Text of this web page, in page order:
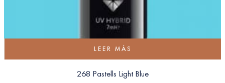
LEER MÁS
268 Pastells Light Blue